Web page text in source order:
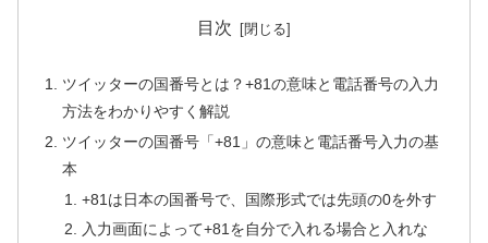
目次
ツイッターの国番号とは？+81の意味と電話番号の入力
方法をわかりやすく解説
ツイッターの国番号「+81」の意味と電話番号入力の基
本
+81は日本の国番号で、国際形式では先頭の0を外す
入力画面によって+81を自分で入れる場合と入れな